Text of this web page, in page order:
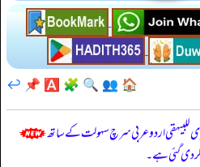
🏠
👥
🔍
🧩
🅰️
📌
↩️
للبيهقي اردو عربی سرچ سہولت کے ساتھ
دی گئی ہے۔